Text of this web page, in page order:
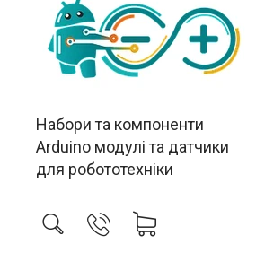
Набори та компоненти
Arduino модулі та датчики
для робототехніки